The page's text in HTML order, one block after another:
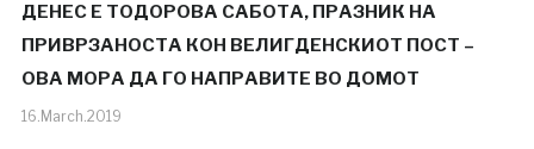
ДЕНЕС Е ТОДОРОВА САБОТА, ПРАЗНИК НА
ПРИВРЗАНОСТА КОН ВЕЛИГДЕНСКИОТ ПОСТ –
ОВА МОРА ДА ГО НАПРАВИТЕ ВО ДОМОТ
16.March.2019